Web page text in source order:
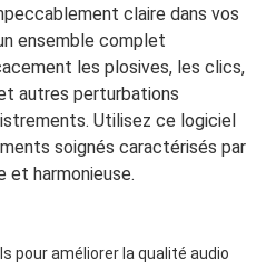
claire dans vos
ensemble complet
les plosives, les clics,
autres perturbations
Utilisez ce logiciel
soignés caractérisés par
et harmonieuse.
pour améliorer la qualité audio